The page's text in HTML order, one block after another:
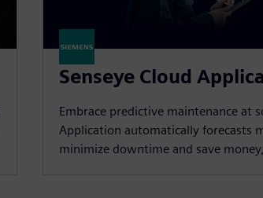
Senseye Cloud
Embrace predictive maintenance at
Application automatically forecasts
minimize downtime and save